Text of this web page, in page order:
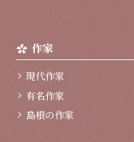
作家
現代作家
有名作家
島根の作家